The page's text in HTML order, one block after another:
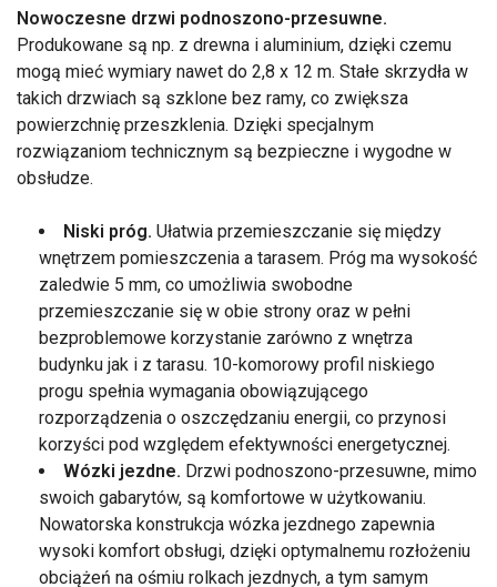
Nowoczesne drzwi podnoszono-przesuwne.
Produkowane są np. z drewna i aluminium, dzięki czemu
mogą mieć wymiary nawet do 2,8 x 12 m. Stałe skrzydła w
takich drzwiach są szklone bez ramy, co zwiększa
powierzchnię przeszklenia. Dzięki specjalnym
rozwiązaniom technicznym są bezpieczne i wygodne w
obsłudze.
Niski próg. Ułatwia przemieszczanie się między
wnętrzem pomieszczenia a tarasem. Próg ma wysokość
zaledwie 5 mm, co umożliwia swobodne
przemieszczanie się w obie strony oraz w pełni
bezproblemowe korzystanie zarówno z wnętrza
budynku jak i z tarasu. 10-komorowy profil niskiego
progu spełnia wymagania obowiązującego
rozporządzenia o oszczędzaniu energii, co przynosi
korzyści pod względem efektywności energetycznej.
Wózki jezdne. Drzwi podnoszono-przesuwne, mimo
swoich gabarytów, są komfortowe w użytkowaniu.
Nowatorska konstrukcja wózka jezdnego zapewnia
wysoki komfort obsługi, dzięki optymalnemu rozłożeniu
obciążeń na ośmiu rolkach jezdnych, a tym samym